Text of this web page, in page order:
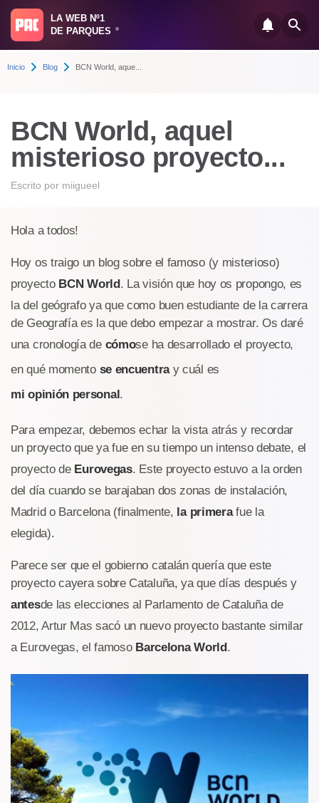
LA WEB Nº1
DE PARQUES
®
Inicio Blog BCN World, aque...
BCN World, aquel
misterioso proyecto...
Escrito por miigueel
Hola a todos!
Hoy os traigo un blog sobre el famoso (y misterioso)
proyecto BCN World. La visión que hoy os propongo, es
la del geógrafo ya que como buen estudiante de la carrera
de Geografía es la que debo empezar a mostrar. Os daré
una cronología de cómose ha desarrollado el proyecto,
en qué momento se encuentray cuál es
mi opinión personal.
Para empezar, debemos echar la vista atrás y recordar
un proyecto que ya fue en su tiempo un intenso debate, el
proyecto de Eurovegas. Este proyecto estuvo a la orden
del día cuando se barajaban dos zonas de instalación,
Madrid o Barcelona (finalmente, la primerafue la
elegida).
Parece ser que el gobierno catalán quería que este
proyecto cayera sobre Cataluña, ya que días después y
antesde las elecciones al Parlamento de Cataluña de
2012, Artur Mas sacó un nuevo proyecto bastante similar
a Eurovegas, el famoso Barcelona World.